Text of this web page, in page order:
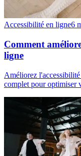
Accessibilité en ligne6
Comment
ligne
Améliorez
complet pour optimiser